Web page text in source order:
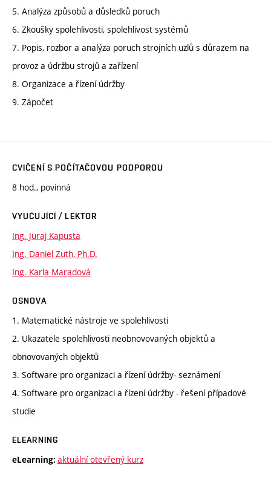
5. Analýza způsobů a důsledků poruch
6. Zkoušky spolehlivosti, spolehlivost systémů
7. Popis, rozbor a analýza poruch strojních uzlů s důrazem na
provoz a údržbu strojů a zařízení
8. Organizace a řízení údržby
9. Zápočet
CVIČENÍ S POČÍTAČOVOU PODPOROU
8 hod., povinná
VYUČUJÍCÍ / LEKTOR
Ing. Juraj Kapusta
Ing. Daniel Zuth, Ph.D.
Ing. Karla Maradová
OSNOVA
1. Matematické nástroje ve spolehlivosti
2. Ukazatele spolehlivosti neobnovovaných objektů a
obnovovaných objektů
3. Software pro organizaci a řízení údržby- seznámení
4. Software pro organizaci a řízení údržby - řešení případové
studie
ELEARNING
eLearning: aktuální otevřený kurz